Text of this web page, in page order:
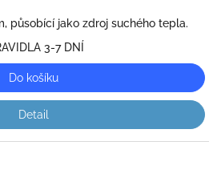
3,0
5
hvězdiček.
působící jako zdroj suchého tepla.
3-7 DNÍ
Do košíku
Detail